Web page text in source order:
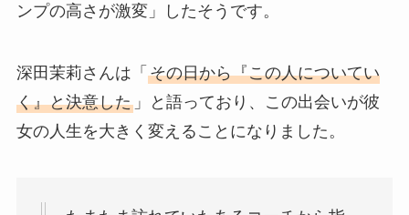
ンプの高さが激変」したそうです。
深田茉莉さんは「 その日から『この人についてい
く』と決意した」と語っており、この出会いが彼
女の人生を大きく変えることになりました。